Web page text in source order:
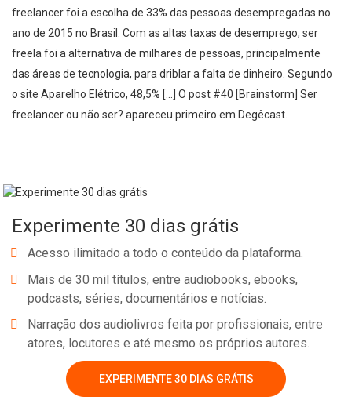
freelancer foi a escolha de 33% das pessoas desempregadas no
ano de 2015 no Brasil. Com as altas taxas de desemprego, ser
freela foi a alternativa de milhares de pessoas, principalmente
das áreas de tecnologia, para driblar a falta de dinheiro. Segundo
o site Aparelho Elétrico, 48,5% […] O post #40 [Brainstorm] Ser
freelancer ou não ser? apareceu primeiro em Degêcast.
Experimente 30 dias grátis
Acesso ilimitado a todo o conteúdo da plataforma.
Mais de 30 mil títulos, entre audiobooks, ebooks,
podcasts, séries, documentários e notícias.
Narração dos audiolivros feita por profissionais, entre
atores, locutores e até mesmo os próprios autores.
EXPERIMENTE 30 DIAS GRÁTIS